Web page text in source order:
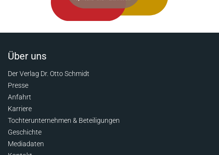
Über uns
Der Verlag Dr. Otto Schmidt
Presse
Anfahrt
Karriere
Tochterunternehmen & Beteiligungen
Geschichte
Mediadaten